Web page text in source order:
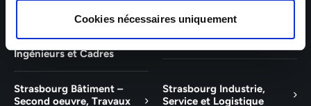
Cookies nécessaires uniquement
Tertiaire, Techniciens,
Ingénieurs et Cadres
Saint-Louis – Industrie,
Logistique, Service
Strasbourg Bâtiment –
Second oeuvre, Travaux
Strasbourg Industrie,
Service et Logistique